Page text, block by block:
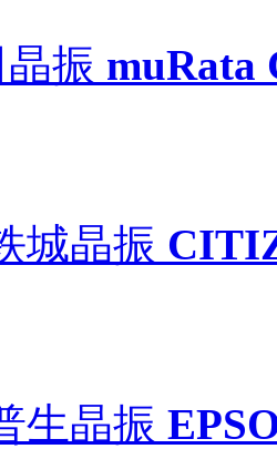
振 muRata
城晶振
生晶振